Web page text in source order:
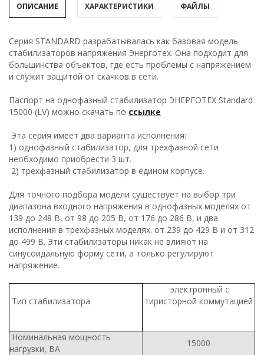
ОПИСАНИЕ ХАРАКТЕРИСТИКИ ФАЙЛЫ
Серия STANDARD разрабатывалась как базовая модель
стабилизаторов напряжения Энерготех. Она подходит для
большинства объектов, где есть проблемы с напряжением
и служит защитой от скачков в сети.
Паспорт на однофазный стабилизатор ЭНЕРГОТЕХ Standard
15000 (LV) можно скачать по ссылке
Эта серия имеет два варианта исполнения:
1) однофазный стабилизатор, для трехфазной сети
необходимо приобрести 3 шт.
2) трехфазный стабилизатор в едином корпусе.
Для точного подбора модели существует на выбор три
диапазона входного напряжения в однофазных моделях от
139 до 248 В, от 98 до 205 В, от 176 до 286 В, и два
исполнения в трехфазных моделях. от 239 до 429 В и от 312
до 499 В. Эти стабилизаторы никак не влияют на
синусоидальную форму сети, а только регулируют
напряжение.
Тип стабилизатора
электронный с
тиристорной коммутацией
Номинальная мощность
нагрузки, ВА
15000